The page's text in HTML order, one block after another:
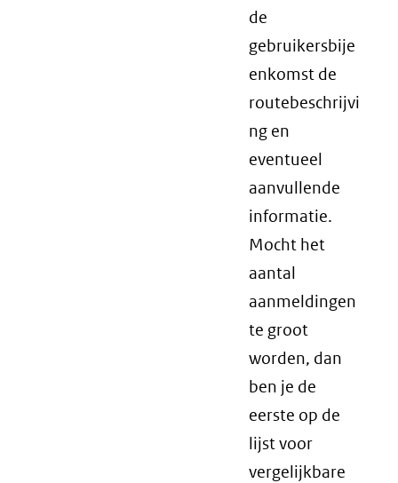
de
gebruikersbije
enkomst de
routebeschrijvi
ng en
eventueel
aanvullende
informatie.
Mocht het
aantal
aanmeldingen
te groot
worden, dan
ben je de
eerste op de
lijst voor
vergelijkbare